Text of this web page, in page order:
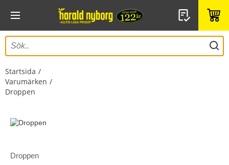
Startsida
Varumärken
Droppen
Droppen